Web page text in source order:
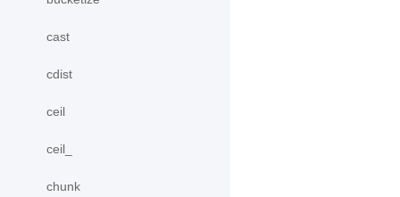
cast
cdist
ceil
ceil_
chunk